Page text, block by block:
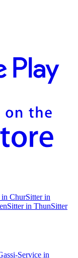
in ChurSitter in
Sitter in ThunSitter
Service in